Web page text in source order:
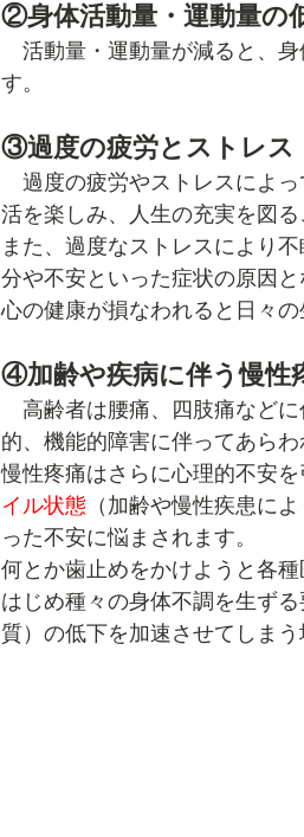
②身体活動量・運動量の
活動量・運動量が減ると、身
す。
③過度の疲労とストレス
過度の疲労やストレスによ
活を楽しみ、人生の充実を図る
また、過度なストレスにより
分や不安といった症状の原因と
心の健康が損なわれると日々の
④加齢や疾病に伴う慢性
高齢者は腰痛、四肢痛など
的、機能的障害に伴ってあら
慢性疼痛はさらに心理的不安
イル状態 （加齢や慢性疾患に
った不安に悩まされます。
何とか歯止めをかけようと各
はじめ種々の身体不調を生ず
質）の低下を加速させてしまう